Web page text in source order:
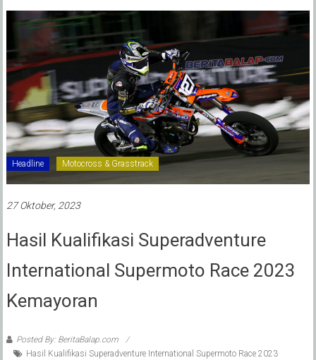
Headline Motocross & Grasstrack
27 Oktober, 2023
Hasil Kualifikasi Superadventure
International Supermoto Race 2023
Kemayoran
Posted By: BeritaBalap.com
Hasil Kualifikasi Superadventure International Supermoto Race 2023